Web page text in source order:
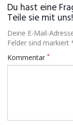
Du hast eine
Teile sie mit uns!
Deine E-Mail-
Felder sind markiert
Kommentar *